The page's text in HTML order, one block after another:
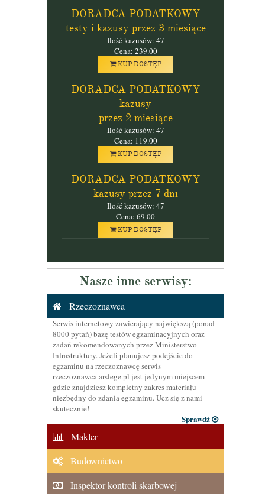
DORADCA PODATKOWY
testy i kazusy przez 3 miesiące
Ilość kazusów: 47
Cena: 239.00
KUP DOSTĘP
DORADCA PODATKOWY
kazusy
przez 2 miesiące
Ilość kazusów: 47
Cena: 119.00
KUP DOSTĘP
DORADCA PODATKOWY
kazusy przez 7 dni
Ilość kazusów: 47
Cena: 69.00
KUP DOSTĘP
Nasze inne serwisy:
Rzeczoznawca
Serwis internetowy zawierający największą (ponad
8000 pytań) bazę testów egzaminacyjnych oraz
zadań rekomendowanych przez Ministerstwo
Infrastruktury. Jeżeli planujesz podejście do
egzaminu na rzeczoznawcę serwis
rzeczoznawca.arslege.pl jest jedynym miejscem
gdzie znajdziesz kompletny zakres materiału
niezbędny do zdania egzaminu. Ucz się z nami
skutecznie!
Sprawdź
Makler
Budownictwo
Inspektor kontroli skarbowej